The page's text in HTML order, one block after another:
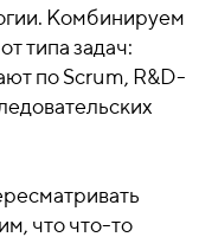
Комбинируем
типа задач:
по Scrum, R&D-
что что-то